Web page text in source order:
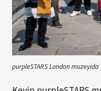
purpleSTARS London muzeyida